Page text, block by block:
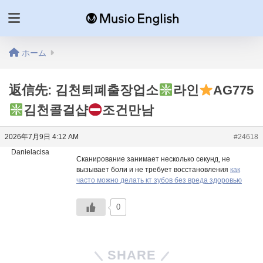
ホーム
返信先: 김천퇴폐출장업소 라인
AG775
김천콜걸샵
조건만남
2026年7月9日 4:12 AM
#24618
Danielacisa
Сканирование занимает несколько секунд, не
вызывает боли и не требует восстановления как
часто можно делать кт зубов без вреда здоровью
0
SHARE